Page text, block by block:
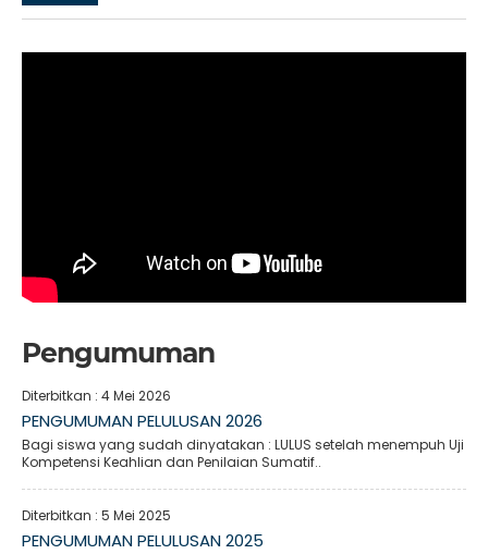
Pengumuman
Diterbitkan : 4 Mei 2026
PENGUMUMAN PELULUSAN 2026
Bagi siswa yang sudah dinyatakan : LULUS setelah menempuh Uji
Kompetensi Keahlian dan Penilaian Sumatif..
Diterbitkan : 5 Mei 2025
PENGUMUMAN PELULUSAN 2025